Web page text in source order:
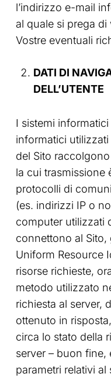
l’indirizzo e-mail
al quale si prega di
Vostre eventuali
DATI DI
DELL’UTENTE
I sistemi
informatici
del Sito
la cui trasmissione
protocolli di
(es. indirizzi IP o
computer utilizzati
connettono al Sito,
Uniform Resource
risorse richieste,
metodo utilizzato
richiesta al server,
ottenuto in
circa lo stato della
server – buon fine,
parametri relativi